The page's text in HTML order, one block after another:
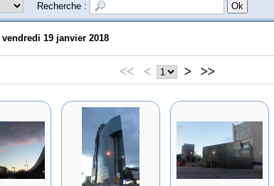
Recherche :
vendredi 19 janvier 2018
<< < > >>